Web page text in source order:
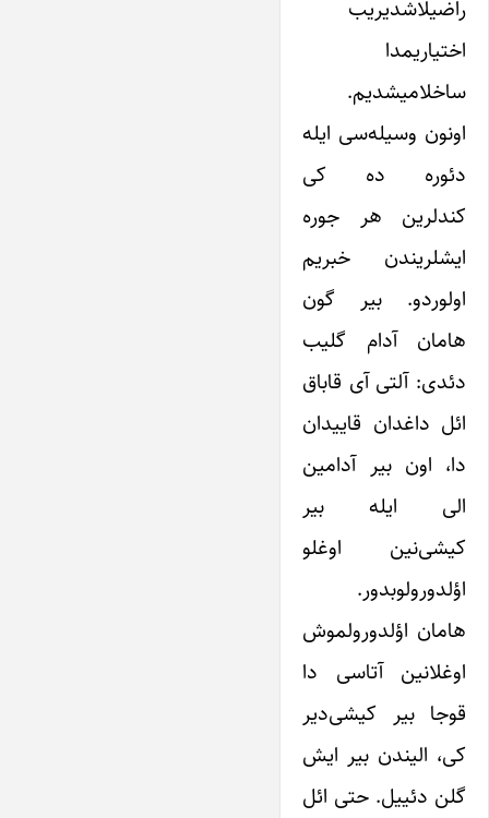
راضیلاشدیریب
اختیاریمدا
ساخلامیشدیم.
اونون وسیله‌سی ایله
دئوره ده کی
کندلرین هر جوره
ایشلریندن خبریم
اولوردو. بیر گون
هامان آدام گلیب
دئدی: آلتی آی قاباق
ائل داغدان قاییدان
دا، اون بیر آدامین
الی ایله بیر
کیشی‌نین اوغلو
اؤلدورولوبدور.
هامان اؤلدورولموش
اوغلانین آتاسی دا
قوجا بیر کیشی‌دیر
کی، الیندن بیر ایش
گلن دئییل. حتی ائل